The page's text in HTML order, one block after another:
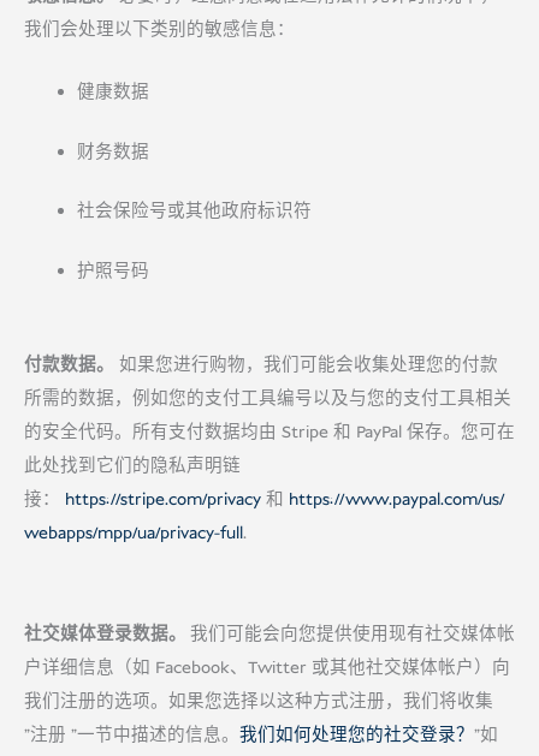
我们会处理以下类别的敏感信息：
健康数据
财务数据
社会保险号或其他政府标识符
护照号码
付款数据。
如果您进行购物，我们可能会收集处理您的付款
所需的数据，例如您的支付工具编号以及与您的支付工具相关
的安全代码。所有支付数据均由 Stripe 和 PayPal 保存。您可在
此处找到它们的隐私声明链
接： https://stripe.com/privacy 和 https://www.paypal.com/us/
webapps/mpp/ua/privacy-full.
社交媒体登录数据。 我们可能会向您提供使用现有社交媒体帐
户详细信息（如 Facebook、Twitter 或其他社交媒体帐户）向
我们注册的选项。如果您选择以这种方式注册，我们将收集
"注册 "一节中描述的信息。 我们如何处理您的社交登录？ "如